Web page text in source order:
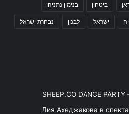
ביטחון בנימין נתניהו
ישראל לבנון נבחרת ישראל
SHEEP.CO DANCE
Лия Ахеджакова в